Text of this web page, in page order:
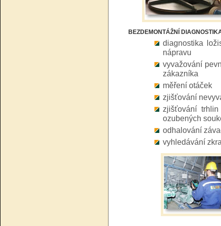
BEZDEMONTÁŽNÍ
diagnostika
nápravu
vyvažování
zákazníka
měření otáček
zjišťování
zjišťování
ozubených
odhalování
vyhledávání